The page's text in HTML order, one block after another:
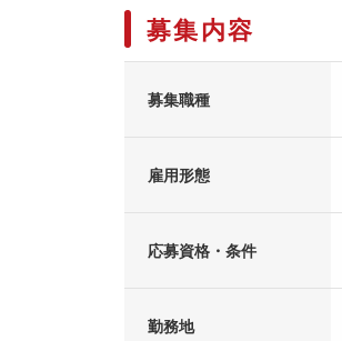
募集内容
募集職種
雇用形態
応募資格・条件
勤務地